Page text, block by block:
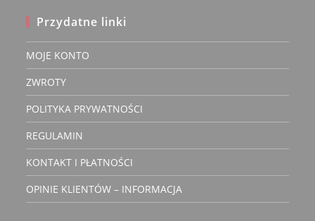
Przydatne linki
MOJE KONTO
ZWROTY
POLITYKA PRYWATNOŚCI
REGULAMIN
KONTAKT I PŁATNOŚCI
OPINIE KLIENTÓW – INFORMACJA